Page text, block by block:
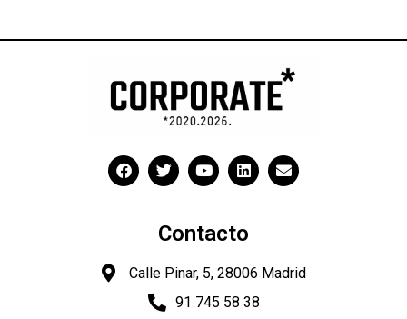
Contacto
Calle Pinar, 5, 28006 Madrid
91 745 58 38